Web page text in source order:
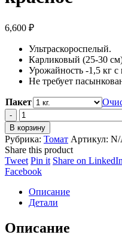
6,600 ₽
Ультраскороспелый.
Карликовый (25-30
Урожайность -1,5 кг с
Не требует
Пакет
Томат
Балконное
чудо
красное
quantity
В корзину
Рубрика: Томат Артикул: N/
Share this product
TweetShare
on
Pin itShare
Share on LinkedIn
FacebookShare
Facebook
Описание
Детали
Описание